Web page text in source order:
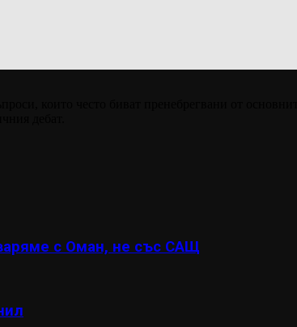
с Оман, не със САЩ